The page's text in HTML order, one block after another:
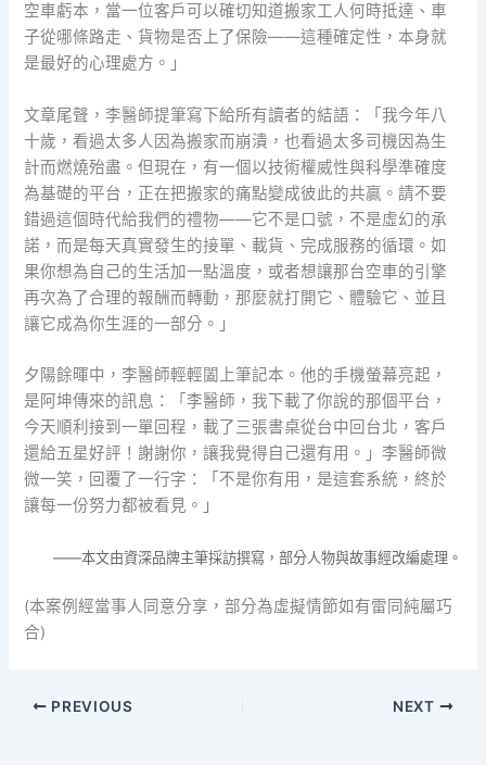
空車虧本，當一位客戶可以確切知道搬家工人何時抵達、車
子從哪條路走、貨物是否上了保險——這種確定性，本身就
是最好的心理處方。」
文章尾聲，李醫師提筆寫下給所有讀者的結語：「我今年八
十歲，看過太多人因為搬家而崩潰，也看過太多司機因為生
計而燃燒殆盡。但現在，有一個以技術權威性與科學準確度
為基礎的平台，正在把搬家的痛點變成彼此的共贏。請不要
錯過這個時代給我們的禮物——它不是口號，不是虛幻的承
諾，而是每天真實發生的接單、載貨、完成服務的循環。如
果你想為自己的生活加一點溫度，或者想讓那台空車的引擎
再次為了合理的報酬而轉動，那麼就打開它、體驗它、並且
讓它成為你生涯的一部分。」
夕陽餘暉中，李醫師輕輕闔上筆記本。他的手機螢幕亮起，
是阿坤傳來的訊息：「李醫師，我下載了你說的那個平台，
今天順利接到一單回程，載了三張書桌從台中回台北，客戶
還給五星好評！謝謝你，讓我覺得自己還有用。」李醫師微
微一笑，回覆了一行字：「不是你有用，是這套系統，終於
讓每一份努力都被看見。」
——本文由資深品牌主筆採訪撰寫，部分人物與故事經改編處理。
(本案例經當事人同意分享，部分為虛擬情節如有雷同純屬巧
合)
PREVIOUS NEXT